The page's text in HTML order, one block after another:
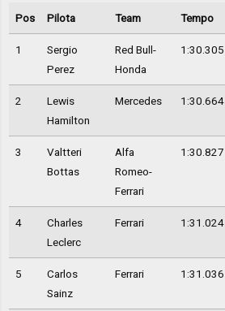
Pos Pilota Team Tempo
1
Sergio
Perez
Red Bull-
Honda
1:30.305
2
Lewis
Hamilton
Mercedes 1:30.664
3
Valtteri
Bottas
Alfa
Romeo-
Ferrari
1:30.827
4
Charles
Leclerc
Ferrari 1:31.024
5
Carlos
Sainz
Ferrari 1:31.036